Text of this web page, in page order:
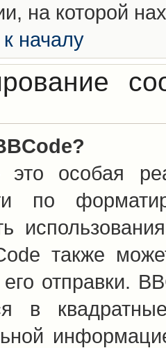
на которой
началу
особая
по
также
отправки.
в